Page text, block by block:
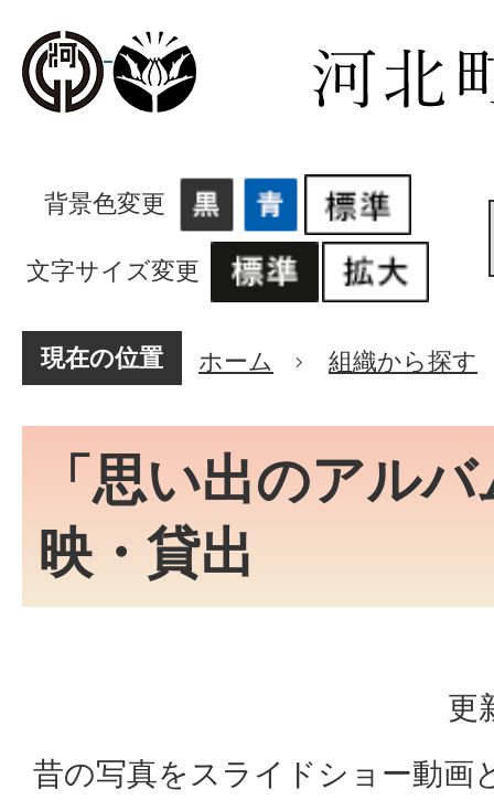
背景色変更
文字サイズ変更
現在の位置 ホーム 組織から探す
「思い出のアル
映・貸出
更
昔の写真をスライドショー動画